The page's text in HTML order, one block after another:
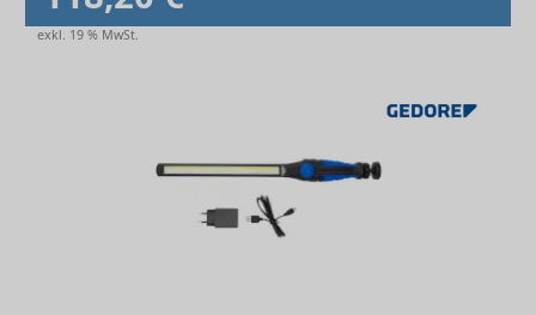
exkl. 19 % MwSt.